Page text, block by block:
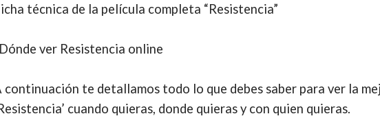
técnica de la película completa “Resistencia”
ver Resistencia online
continuación te detallamos todo lo que debes saber para ver la
cuando quieras, donde quieras y con quien quieras.